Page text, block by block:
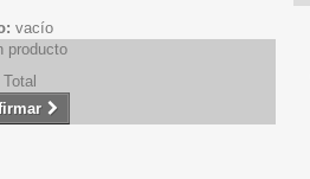
vacío
producto
Total